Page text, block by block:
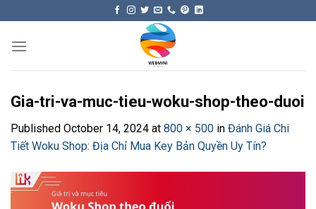
content
Gia-tri-va-muc-tieu-woku-shop-theo-duoi
Published October 14, 2024 at 800 × 500 in Đánh Giá Chi
Tiết Woku Shop: Địa Chỉ Mua Key Bản Quyền Uy Tín?